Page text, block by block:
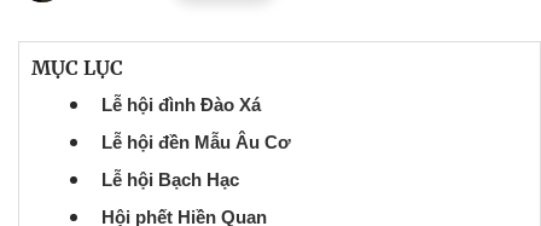
MỤC LỤC
Lễ hội đình Đào Xá
Lễ hội đền Mẫu Âu Cơ
Lễ hội Bạch Hạc
Hội phết Hiền Quan